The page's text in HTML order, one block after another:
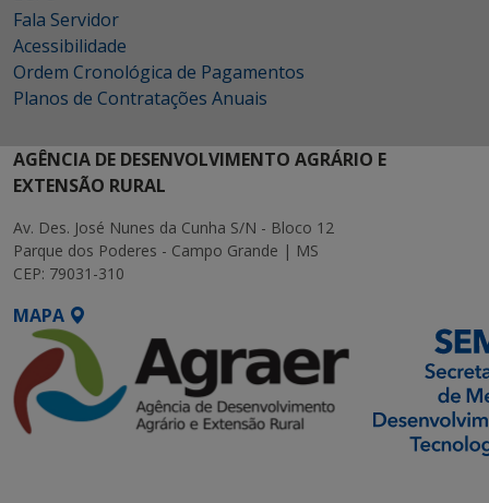
Fala Servidor
Acessibilidade
Ordem Cronológica de Pagamentos
Planos de Contratações Anuais
AGÊNCIA DE DESENVOLVIMENTO AGRÁRIO E
EXTENSÃO RURAL
Av. Des. José Nunes da Cunha S/N - Bloco 12
Parque dos Poderes - Campo Grande | MS
CEP: 79031-310
MAPA